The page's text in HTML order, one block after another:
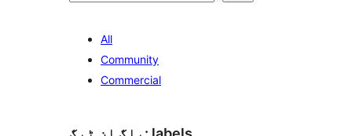
All
Community
Commercial